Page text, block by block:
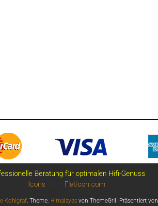
Beratung für optimalen Hifi-Genuss
Icons
Flaticon.com
Kohlgraf. Theme: Himalayasvon ThemeGrill Präsentiert von